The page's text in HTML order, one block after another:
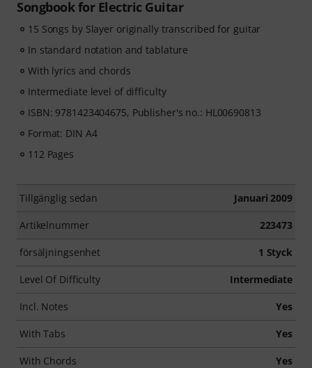
Songbook for Electric Guitar
15 Songs by Slayer originally transcribed for guitar
In standard notation and tablature
With lyrics and chords
Intermediate level of difficulty
ISBN: 9781423404675, Publisher's no.: HL00690813
Format: DIN A4
112 Pages
Tillgänglig sedan Januari 2009
Artikelnummer 223473
försäljningsenhet 1 Styck
Level Of Difficulty Intermediate
Incl. Notes Yes
With Tabs Yes
With Chords Yes